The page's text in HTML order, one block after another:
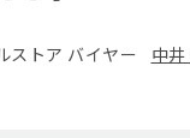
ストア バイヤー
中